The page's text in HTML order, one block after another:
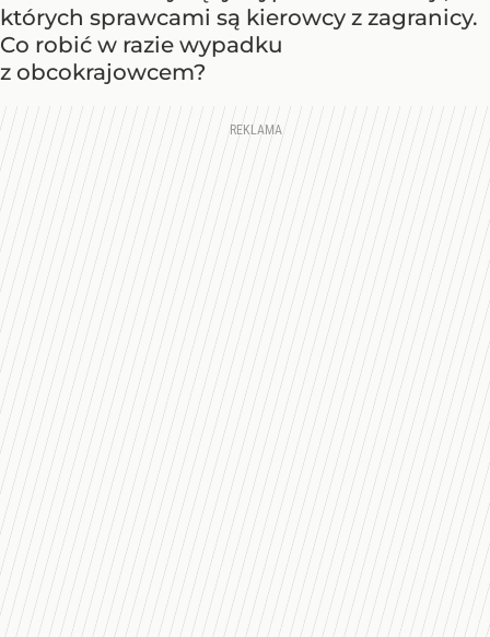
których sprawcami są kierowcy z zagranicy.
Co robić w razie wypadku
z obcokrajowcem?